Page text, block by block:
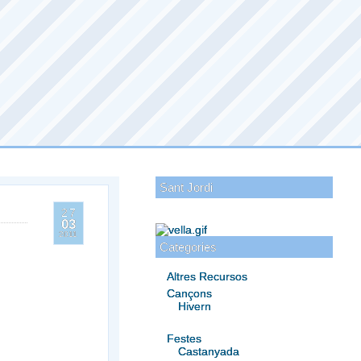
Sant Jordi
Categories
Altres Recursos
Cançons
Hivern
Festes
Castanyada
27
03
2011